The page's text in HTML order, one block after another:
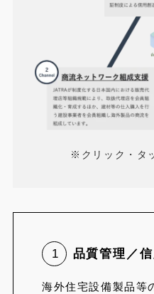
※クリック・タ
1 品質管理／
海外住宅設備製品等